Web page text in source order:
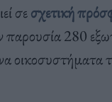
σεσχετική
παρουσία 280
οικοσυστήματα